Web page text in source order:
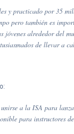
y practicado por 35
pero también es
jóvenes alrededor del
de llevar a
a la ISA para
para instructores